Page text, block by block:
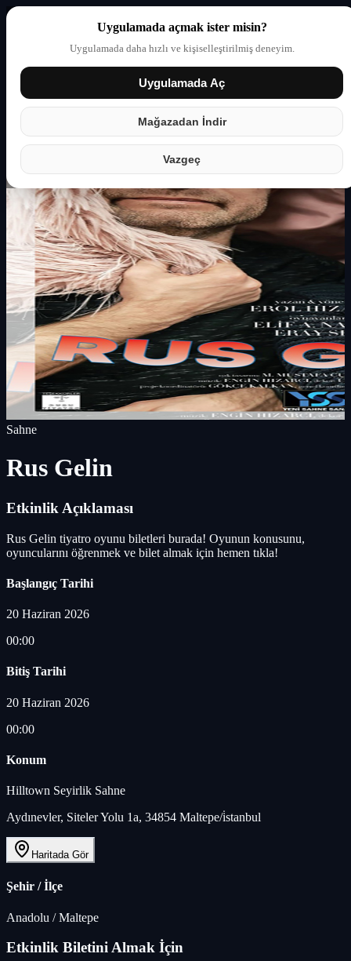
Uygulamada açmak ister misin?
Uygulamada daha hızlı ve kişiselleştirilmiş deneyim.
Uygulamada Aç
Mağazadan İndir
Vazgeç
Giriş yap Partner
Sahne
Rus Gelin
Etkinlik Açıklaması
Rus Gelin tiyatro oyunu biletleri burada! Oyunun konusunu,
oyuncularını öğrenmek ve bilet almak için hemen tıkla!
Başlangıç Tarihi
20 Haziran 2026
00:00
Bitiş Tarihi
20 Haziran 2026
00:00
Konum
Hilltown Seyirlik Sahne
Aydınevler, Siteler Yolu 1a, 34854 Maltepe/i̇stanbul
Haritada Gör
Şehir / İlçe
Anadolu /Maltepe
Etkinlik Biletini Almak İçin